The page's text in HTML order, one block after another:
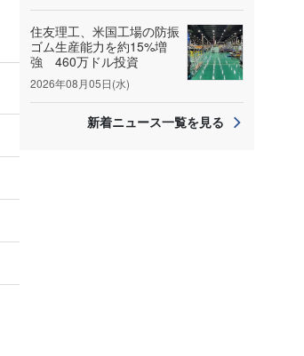
住友理工、米国工場の防振
ゴム生産能力を約15%増
強 460万ドル投資
2026年08月05日(水)
新着ニュース一覧を見る